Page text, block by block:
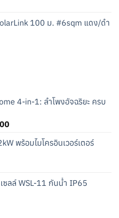
100 ม. #6sqm แดง/ดำ
4-in-1: ลำโพงอัจฉริยะ ครบ
Current
is:พร้อมไมโครอินเวอร์เตอร์
ซลล์ WSL-11 กันน้ำ IP65